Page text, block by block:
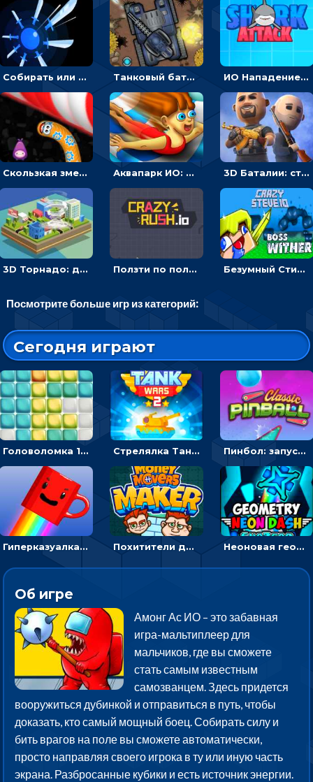
Собирать или соединять ножи на поле, чтобы уничтожать врагов - ИО Танковый баттл: расставлять машины или бить противника - мультиплеер ИО Нападение акулы: плыть, чтобы есть людей
Скользкая змея ИО: ползти или собирать еду Аквапарк ИО: двигаться по трубе, обгонять соперников и избегать преград 3D Баталии: стрелять по врагам, чтобы становится сильнее – ИО
3D Торнадо: двигаться и поглощать все вокруг - ИО Ползти по полю, чтобы протыкать соперника - ИО Безумный Стив ИО: расти, чтобы сражаться с врагами
Посмотрите больше игр из категорий:
Сегодня играют
Головоломка 10х10 Стрелялка Танковые войны: бить по танку врага, чтобы уничтожить зло Пинбол: запускать шарик, чтобы выбивать очки
Гиперказуалка Летающая чашка кофе: двигаться и собирать кубики сахара Похитители денег: управляйте друзьями и соберите все мешки с долларами Неоновая геометрия: прыгай через препятствия и собирай шары
Об игре
Амонг Ас ИО – это забавная
игра-мальтиплеер для
мальчиков, где вы сможете
стать самым известным
самозванцем. Здесь придется
вооружиться дубинкой и отправиться в путь, чтобы
доказать, кто самый мощный боец. Собирать силу и
бить врагов на поле вы сможете автоматически,
просто направляя своего игрока в ту или иную часть
экрана. Разбросанные кубики и есть источник энергии.